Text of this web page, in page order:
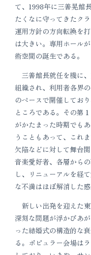
て、1998年に三善晃館
たくなに守ってきたク
運用方針の方向転換を
は大きい。専用ホール
術空間の誕生である。
三善館長就任を機に、
組織され、利用者各界
のペースで開催してお
ところである。その第
がかたまった時期でも
うこともあって、これ
欠陥などに対して舞台
音楽愛好者、各層から
し、リニューアルを経
な不満はほぼ解消した
新しい出発を迎えた
深刻な問題が浮かびあ
った結婚式の構造的な
る。ポピュラー会場は